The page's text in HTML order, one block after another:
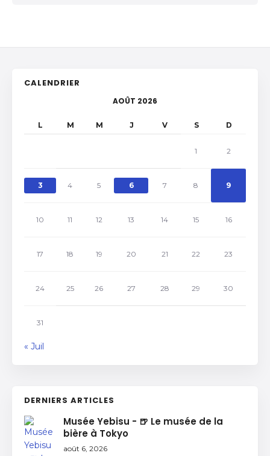
CALENDRIER
AOÛT 2026
L M M J V S D
1 2
3 4 5 6 7 8 9
10 11 12 13 14 15 16
17 18 19 20 21 22 23
24 25 26 27 28 29 30
31
« Juil
DERNIERS ARTICLES
Musée Yebisu - 🍺 Le musée de la
bière à Tokyo
août 6, 2026